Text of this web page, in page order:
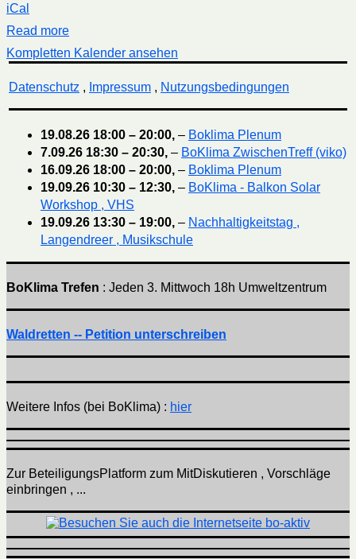
iCal
Read more
Kompletten Kalender ansehen
Datenschutz , Impressum, Nutzungsbedingungen
19.08.26 18:00 – 20:00, – Boklima Plenum
7.09.26 18:30 – 20:30, – BoKlima ZwischenTreff (viko)
16.09.26 18:00 – 20:00, – Boklima Plenum
19.09.26 10:30 – 12:30, – BoKlima - Balkon Solar
Workshop , VHS
19.09.26 13:30 – 19:00, – Nachhaltigkeitstag ,
Langendreer , Musikschule
BoKlima Trefen : Jeden 3. Mittwoch 18h Umweltzentrum
Waldretten -- Petition unterschreiben
Weitere Infos (bei BoKlima) : hier
Zur BeteiligungsPlatform zum MitDiskutieren , Vorschläge
einbringen , ...